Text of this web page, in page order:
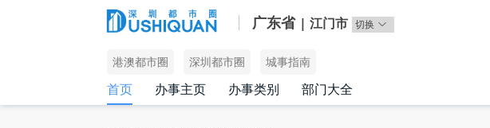
广东省 | 江门市 切换
港澳都市圈 深圳都市圈 城事指南
首页 办事主页 办事类别 部门大全